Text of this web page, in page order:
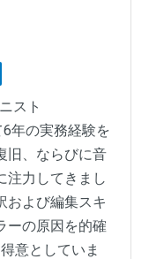
スト
年の実務経験を
旧、ならびに音
注力してきまし
および編集スキ
ーの原因を的確
意としていま